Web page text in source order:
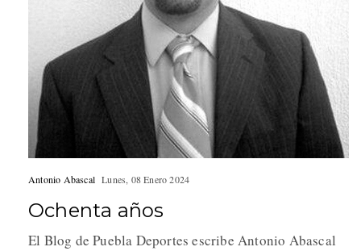
Antonio Abascal Lunes, 08 Enero 2024
Ochenta años
El Blog de Puebla Deportes escribe Antonio Abascal